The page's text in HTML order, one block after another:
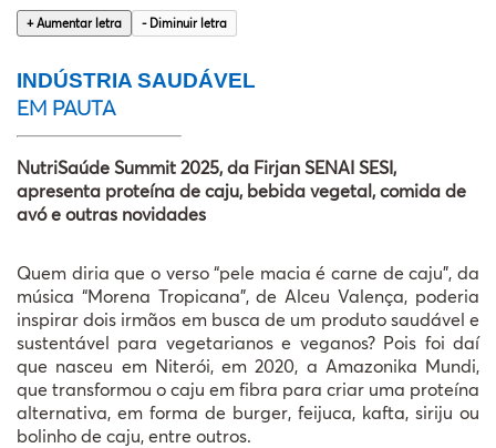
+ Aumentar letra - Diminuir letra
INDÚSTRIA SAUDÁVEL
EM PAUTA
NutriSaúde Summit 2025, da Firjan SENAI SESI,
apresenta proteína de caju, bebida vegetal, comida de
avó e outras novidades
Quem diria que o verso “pele macia é carne de caju”, da
música “Morena Tropicana”, de Alceu Valença, poderia
inspirar dois irmãos em busca de um produto saudável e
sustentável para vegetarianos e veganos? Pois foi daí
que nasceu em Niterói, em 2020, a Amazonika Mundi,
que transformou o caju em fibra para criar uma proteína
alternativa, em forma de burger, feijuca, kafta, siriju ou
bolinho de caju, entre outros.